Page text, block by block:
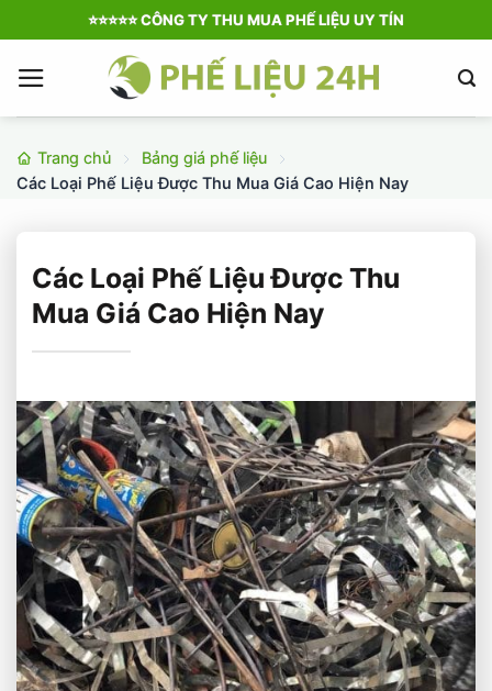
qua
nội
⭐️⭐️⭐️⭐️⭐️ CÔNG TY THU MUA PHẾ LIỆU UY TÍN
Trang chủ
Bảng giá phế liệu
Các Loại Phế Liệu Được Thu Mua Giá Cao Hiện Nay
Các Loại Phế Liệu Được Thu
Mua Giá Cao Hiện Nay